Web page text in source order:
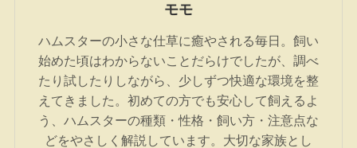
モモ
ハムスターの小さな仕草に癒やされる毎日。飼い
始めた頃はわからないことだらけでしたが、調べ
たり試したりしながら、少しずつ快適な環境を整
えてきました。初めての方でも安心して飼えるよ
う、ハムスターの種類・性格・飼い方・注意点な
どをやさしく解説しています。大切な家族とし